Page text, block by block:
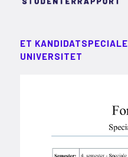
ET
UNIVERSITET